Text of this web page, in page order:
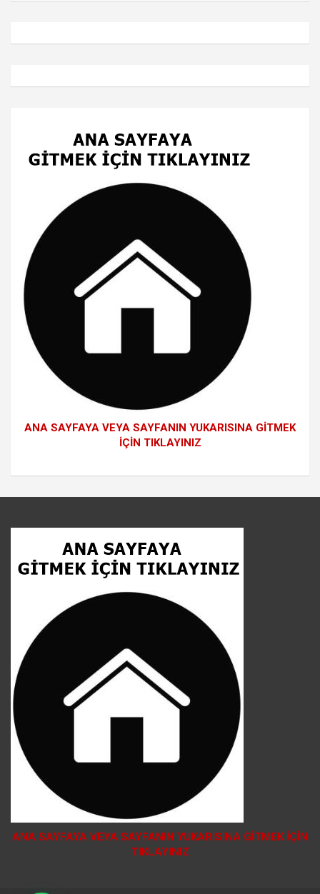
ANA SAYFAYA VEYA SAYFANIN YUKARISINA GİTMEK
İÇİN TIKLAYINIZ
ANA SAYFAYA VEYA SAYFANIN YUKARISINA GİTMEK İÇİN
TIKLAYINIZ